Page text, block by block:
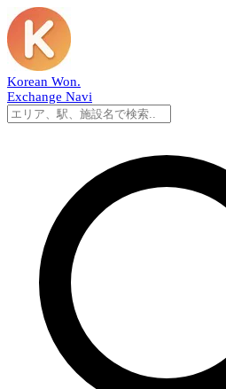
Korean Won.
Exchange Navi